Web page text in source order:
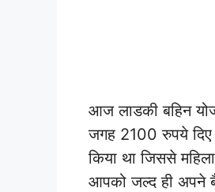
आज लाडकी बहिन
जगह 2100 रुपये दिए
किया था जिससे
आपको जल्द ही अपने